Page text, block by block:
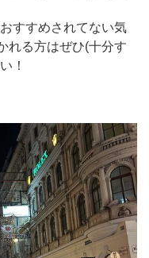
すすめされてない気
れる方はぜひ(十分す
！